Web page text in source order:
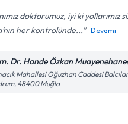
doktorumuz, iyi ki yollarımız
her kontrolünde...
Devamı
Dr. Hande Özkan
Mahallesi Oğuzhan Caddesi
48400 Muğla